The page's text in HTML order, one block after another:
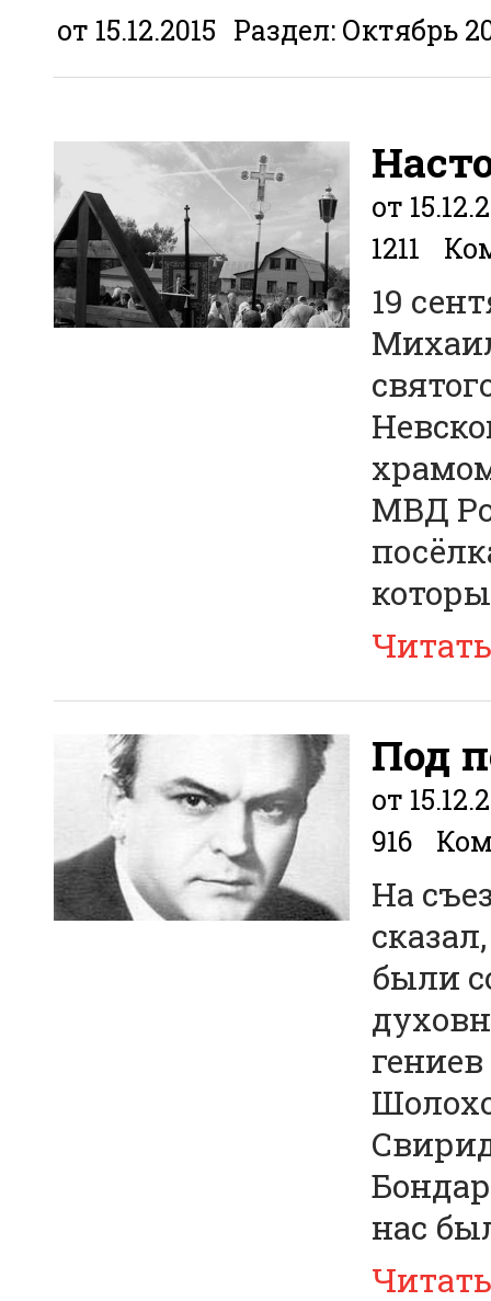
от 15.12.2015 Раздел: Октябрь
от
1211
19
МВД
Под
от
916
На
были
нас